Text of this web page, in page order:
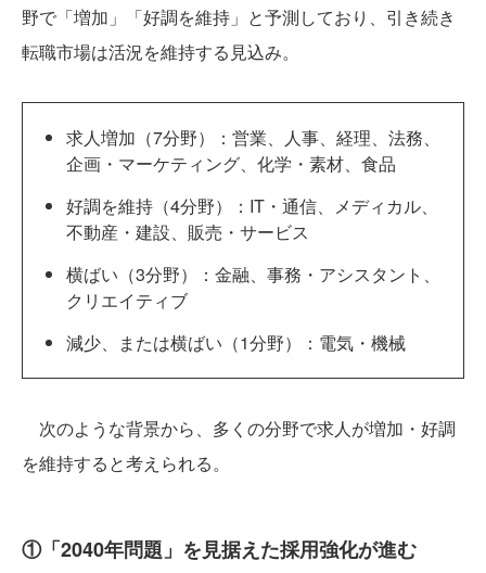
野で「増加」「好調を維持」と予測しており、引き続き
転職市場は活況を維持する見込み。
求人増加（7分野）：営業、人事、経理、法務、
企画・マーケティング、化学・素材、食品
好調を維持（4分野）：IT・通信、メディカル、
不動産・建設、販売・サービス
横ばい（3分野）：金融、事務・アシスタント、
クリエイティブ
減少、または横ばい（1分野）：電気・機械
次のような背景から、多くの分野で求人が増加・好調
を維持すると考えられる。
①「2040年問題」を見据えた採用強化が進む